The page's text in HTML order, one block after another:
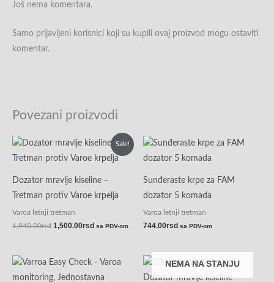
Još nema komentara.
Samo prijavljeni korisnici koji su kupili ovaj proizvod mogu ostaviti
komentar.
Povezani proizvodi
Sale!
Dozator mravlje kiseline –
Tretman protiv Varoe krpelja
Varoa letnji tretman
1,940.00rsd
Originalna
je
1,940.00rsd.
1,500.00rsd
Trenutna
je:
sa PDV-om
Sunđeraste krpe za FAM
dozator 5 komada
Varoa letnji tretman
744.00rsd sa PDV-om
NEMA NA STANJU